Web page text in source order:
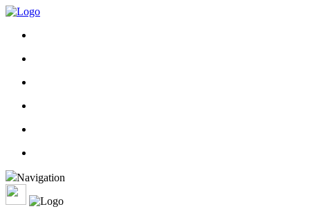
Navigation